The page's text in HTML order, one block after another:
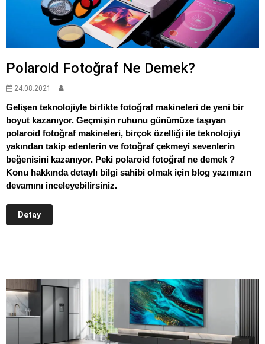
Polaroid Fotoğraf Ne Demek?
24.08.2021
Gelişen teknolojiyle birlikte fotoğraf makineleri de yeni bir
boyut kazanıyor. Geçmişin ruhunu günümüze taşıyan
polaroid fotoğraf makineleri, birçok özelliği ile teknolojiyi
yakından takip edenlerin ve fotoğraf çekmeyi sevenlerin
beğenisini kazanıyor. Peki polaroid fotoğraf ne demek ?
Konu hakkında detaylı bilgi sahibi olmak için blog yazımızın
devamını inceleyebilirsiniz.
Detay